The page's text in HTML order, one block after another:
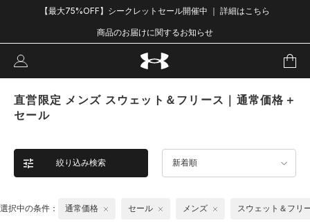
【最大75%OFF】シークレットセール開催中 ｜ 詳細はこちら
商品のお届けに関するお知らせ
直営限定 メンズ スウェット＆フリース｜通常価格＋
セール
絞り込み検索 新着順
選択中の条件： 通常価格 セール メンズ スウェット＆フリ